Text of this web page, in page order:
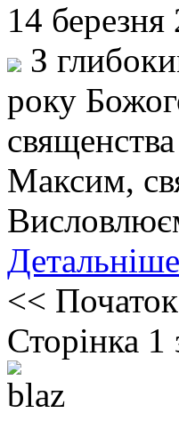
14 березня
З
року
Максим,
<< Початок
Сторінка 1